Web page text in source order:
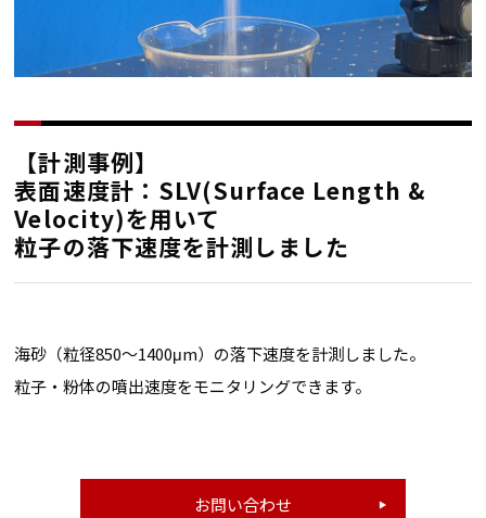
【計測事例】
表面速度計：SLV(Surface Length &
Velocity)を用いて
粒子の落下速度を計測しました
海砂（粒径850～1400μm）の落下速度を計測しました。
粒子・粉体の噴出速度をモニタリングできます。
お問い合わせ